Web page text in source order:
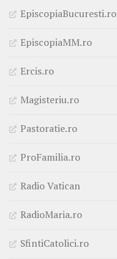
EpiscopiaBucuresti.ro
EpiscopiaMM.ro
Ercis.ro
Magisteriu.ro
Pastoratie.ro
ProFamilia.ro
Radio Vatican
RadioMaria.ro
SfintiCatolici.ro